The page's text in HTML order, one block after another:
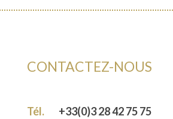
CONTACTEZ-NOUS
Tél.
+33(0)3 28 42 75 75